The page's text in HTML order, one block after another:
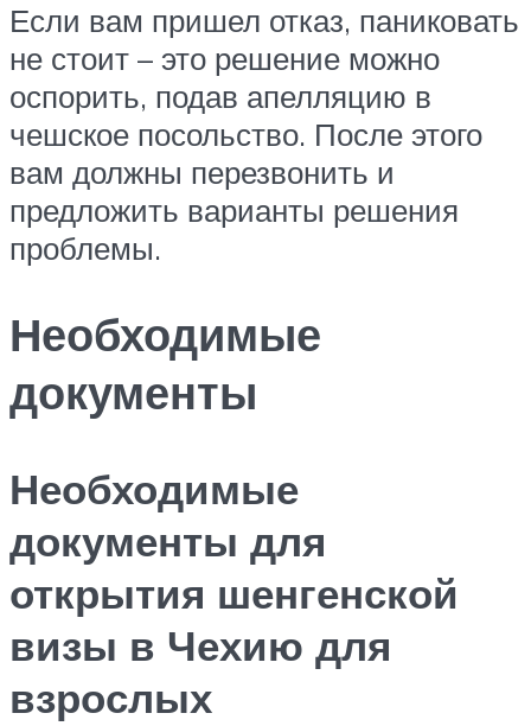
Если вам пришел отказ, паниковать
не стоит – это решение можно
оспорить, подав апелляцию в
чешское посольство. После этого
вам должны перезвонить и
предложить варианты решения
проблемы.
Необходимые
документы
Необходимые
документы для
открытия шенгенской
визы в Чехию для
взрослых